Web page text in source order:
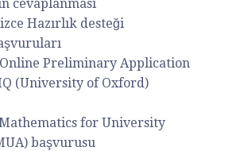
cevaplanması
Hazırlık desteği
Preliminary Application
(University of Oxford)
for University
başvurusu